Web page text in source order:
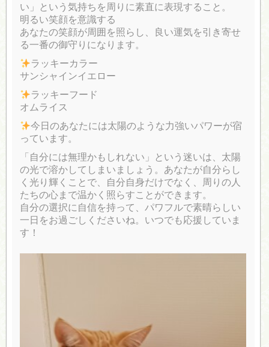
い」という気持ちを周りに素直に表現すること。
明るい笑顔を意識する
あなたの笑顔が周囲を照らし、良い運気を引き寄せ
る一番の御守りになります。
ラッキーカラー
サンシャインイエロー
ラッキーフード
オムライス
今日のあなたには太陽のような力強いパワーが宿
っています。
「自分には無理かもしれない」という迷いは、太陽
の光で溶かしてしまいましょう。あなたが自分らし
く光り輝くことで、自分自身だけでなく、周りの人
たちの心まで温かく照らすことができます。
自分の選択に自信を持って、パワフルで素晴らしい
一日をお過ごしくださいね。いつでも応援していま
す！